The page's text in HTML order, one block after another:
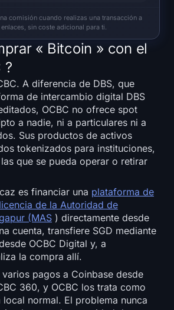
del halving
de criptomonedas
de criptomonedas
comisión cuando realizas una transacción a
sin coste adicional para ti.
« Bitcoin » con el
?
A diferencia de DBS, que
de intercambio digital DBS
OCBC no ofrece spot
a nadie, ni a particulares ni a
Sus productos de activos
tokenizados para instituciones,
que se pueda operar o retirar
es financiar una plataforma de
de la Autoridad de
(MAS ) directamente desde
cuenta, transfiere SGD mediante
OCBC Digital y, a
la compra allí.
pagos a Coinbase desde
360, y OCBC los trata como
local normal. El problema nunca